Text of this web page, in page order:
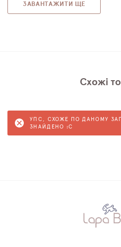
ЗАВАНТАЖИТИ ЩЕ
Схожі
УПС, СХОЖЕ ПО ДАНОМУ
ЗНАЙДЕНО :C